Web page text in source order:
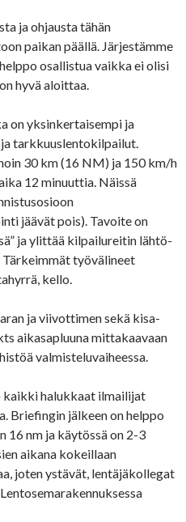
ja ohjausta tähän
paikan päällä. Järjestämme
osallistua vaikka ei olisi
hyvä aloittaa.
on yksinkertaisempi ja
tarkkuuslentokilpailut.
30 km (16 NM) ja 150 km/h
12 minuuttia. Näissä
jäävät pois). Tavoite on
ja ylittää kilpailureitin lähtö-
työvälineet
kello.
ja viivottimen sekä kisa-
aikasapluuna mittakaavaan
valmisteluvaiheessa.
kaikki halukkaat ilmailijat
Briefingin jälkeen on helppo
16 nm ja käytössä on 2-3
aikana kokeillaan
joten ystävät, lentäjäkollegat